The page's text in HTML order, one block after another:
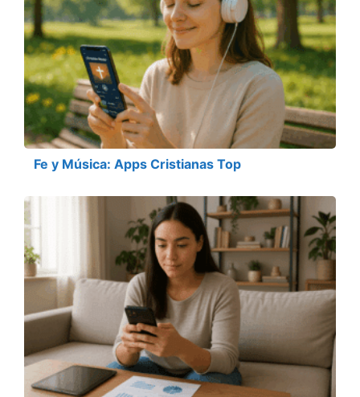
Fe y Música: Apps Cristianas Top